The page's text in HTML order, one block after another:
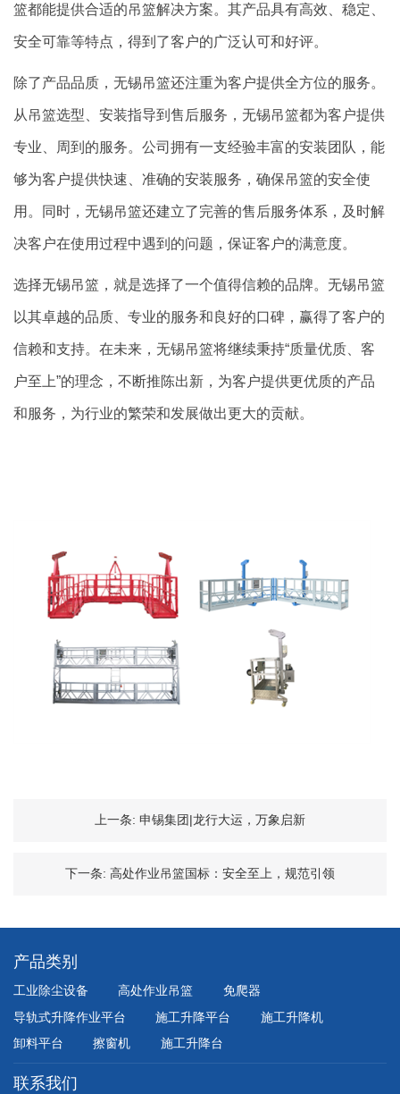
篮都能提供合适的吊篮解决方案。其产品具有高效、稳定、
安全可靠等特点，得到了客户的广泛认可和好评。
除了产品品质，无锡吊篮还注重为客户提供全方位的服务。
从吊篮选型、安装指导到售后服务，无锡吊篮都为客户提供
专业、周到的服务。公司拥有一支经验丰富的安装团队，能
够为客户提供快速、准确的安装服务，确保吊篮的安全使
用。同时，无锡吊篮还建立了完善的售后服务体系，及时解
决客户在使用过程中遇到的问题，保证客户的满意度。
选择无锡吊篮，就是选择了一个值得信赖的品牌。无锡吊篮
以其卓越的品质、专业的服务和良好的口碑，赢得了客户的
信赖和支持。在未来，无锡吊篮将继续秉持“质量优质、客
户至上”的理念，不断推陈出新，为客户提供更优质的产品
和服务，为行业的繁荣和发展做出更大的贡献。
上一条: 申锡集团|龙行大运，万象启新
下一条: 高处作业吊篮国标：安全至上，规范引领
产品类别
工业除尘设备 高处作业吊篮
免爬器
导轨式升降作业平台
施工升降平台
施工升降机
卸料平台
擦窗机 施工升降台
联系我们